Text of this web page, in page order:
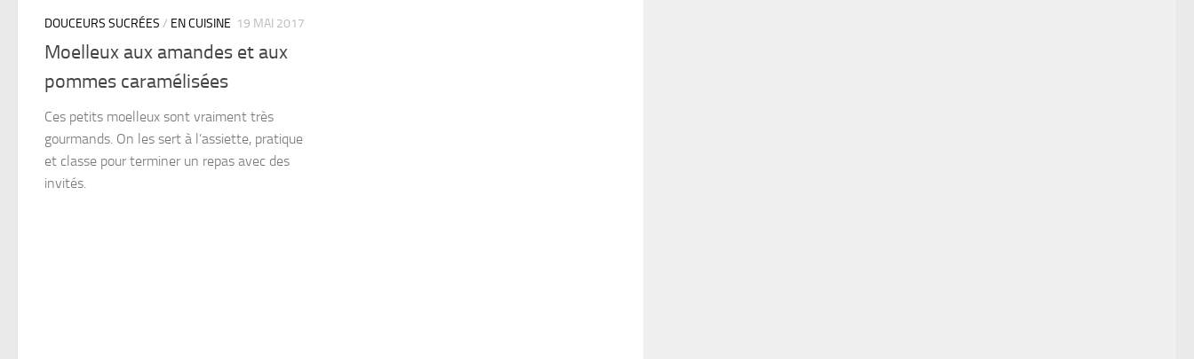
DOUCEURS SUCRÉES / EN CUISINE 19 MAI 2017
Moelleux aux amandes et aux
pommes caramélisées
Ces petits moelleux sont vraiment très
gourmands. On les sert à l’assiette, pratique
et classe pour terminer un repas avec des
invités.